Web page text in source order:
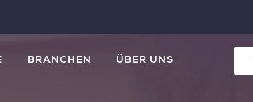
BRANCHEN ÜBER UNS